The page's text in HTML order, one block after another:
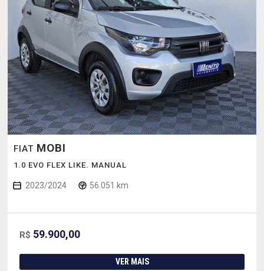
FIAT MOBI
1.0 EVO FLEX LIKE. MANUAL
2023/2024 56.051 km
R$ 59.900,00
VER MAIS